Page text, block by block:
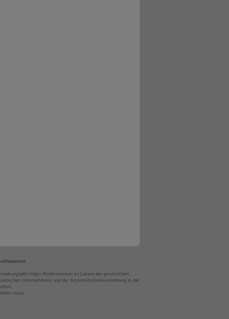
Medikamenten zu Lasten der gesetzlichen
Unternehmens und der Arzneimittelpreisverordnung in der
muss.